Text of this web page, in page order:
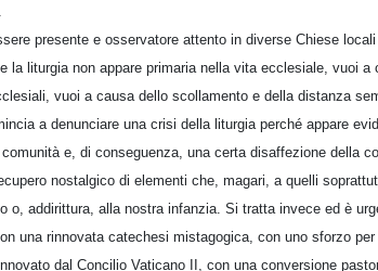
presente e osservatore attento in diverse Chiese
la liturgia non appare primaria nella vita ecclesiale, vuoi a
vuoi a causa dello scollamento e della distanza
a denunciare una crisi della liturgia perché appare
e, di conseguenza, una certa disaffezione della
nostalgico di elementi che, magari, a quelli
o, addirittura, alla nostra infanzia. Si tratta invece ed è
una rinnovata catechesi mistagogica, con uno sforzo
dal Concilio Vaticano II, con una conversione